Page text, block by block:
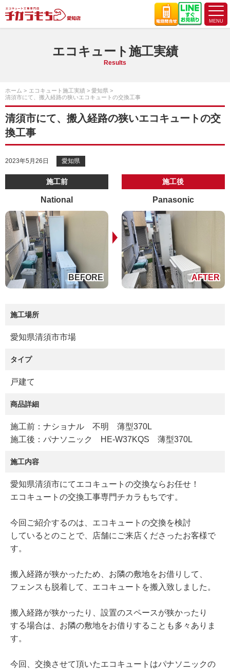
エコキュート施工実績
Results
ホーム エコキュート施工実績
愛知県
清須市にて、搬入経路の狭いエコキュートの交換工事
清須市にて、搬入経路の狭いエコキュートの交
換工事
2023年5月26日 愛知県
施工前
National
施工後
Panasonic
施工場所
愛知県清須市市場
タイプ
戸建て
商品詳細
施工前：ナショナル 不明 薄型370L
施工後：パナソニック HE-W37KQS 薄型370L
施工内容
愛知県清須市にてエコキュートの交換ならお任せ！
エコキュートの交換工事専門チカラもちです。
今回ご紹介するのは、エコキュートの交換を検討
しているとのことで、店舗にご来店くださったお客様で
す。
搬入経路が狭かったため、お隣の敷地をお借りして、
フェンスも脱着して、エコキュートを搬入致しました。
搬入経路が狭かったり、設置のスペースが狭かったり
する場合は、お隣の敷地をお借りすることも多々ありま
す。
今回、交換させて頂いたエコキュートはパナソニックの